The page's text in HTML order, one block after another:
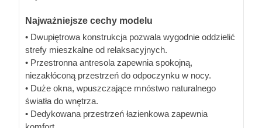
Najważniejsze cechy modelu
• Dwupiętrowa konstrukcja pozwala wygodnie oddzielić
strefy mieszkalne od relaksacyjnych.
• Przestronna antresola zapewnia spokojną,
niezakłóconą przestrzeń do odpoczynku w nocy.
• Duże okna, wpuszczające mnóstwo naturalnego
światła do wnętrza.
• Dedykowana przestrzeń łazienkowa zapewnia